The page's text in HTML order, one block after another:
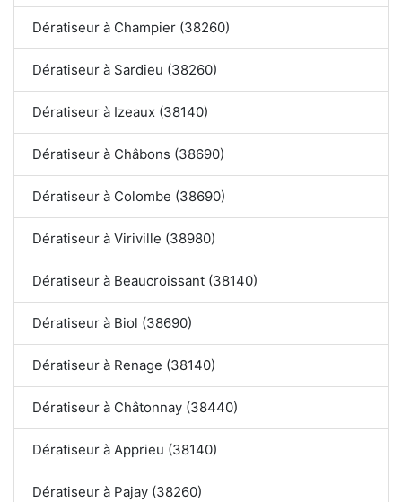
Dératiseur à Champier (38260)
Dératiseur à Sardieu (38260)
Dératiseur à Izeaux (38140)
Dératiseur à Châbons (38690)
Dératiseur à Colombe (38690)
Dératiseur à Viriville (38980)
Dératiseur à Beaucroissant (38140)
Dératiseur à Biol (38690)
Dératiseur à Renage (38140)
Dératiseur à Châtonnay (38440)
Dératiseur à Apprieu (38140)
Dératiseur à Pajay (38260)